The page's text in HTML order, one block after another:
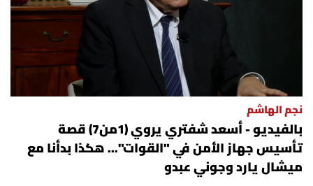
حظّك اليوم
للتاريخ
فيديو
نجم الهاشم
بالفيديو - أسعد شفتري يروي (1من7) قصة
تأسيس جهاز الأمن في "القوات"... هكذا بدأنا مع
ميشال يارد وجوني عبدو